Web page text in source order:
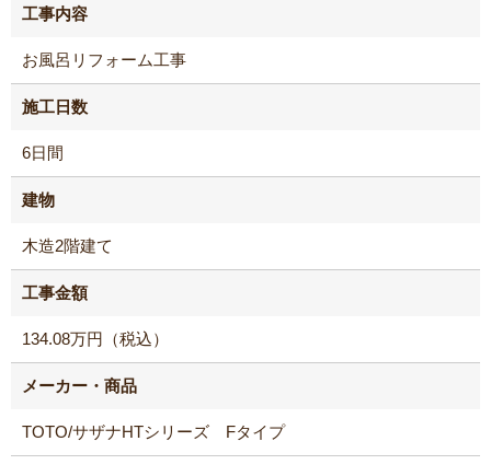
工事内容
お風呂リフォーム工事
施工日数
6日間
建物
木造2階建て
工事金額
134.08万円（税込）
メーカー・商品
TOTO/サザナHTシリーズ Fタイプ